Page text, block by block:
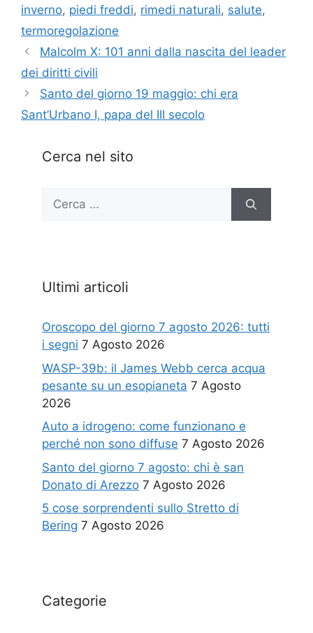
inverno, piedi freddi, rimedi naturali, salute,
termoregolazione
Malcolm X: 101 anni dalla nascita del leader
dei diritti civili
Santo del giorno 19 maggio: chi era
Sant’Urbano I, papa del III secolo
Cerca nel sito
Ricerca
Ultimi articoli
Oroscopo del giorno 7 agosto 2026: tutti
i segni 7 Agosto 2026
WASP-39b: il James Webb cerca acqua
pesante su un esopianeta 7 Agosto
2026
Auto a idrogeno: come funzionano e
perché non sono diffuse 7 Agosto 2026
Santo del giorno 7 agosto: chi è san
Donato di Arezzo 7 Agosto 2026
5 cose sorprendenti sullo Stretto di
Bering 7 Agosto 2026
Categorie